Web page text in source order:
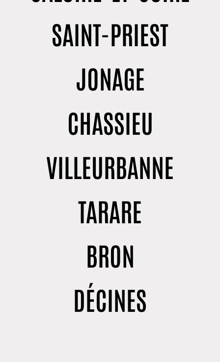
SAINT-PRIEST
JONAGE
CHASSIEU
VILLEURBANNE
TARARE
BRON
DÉCINES